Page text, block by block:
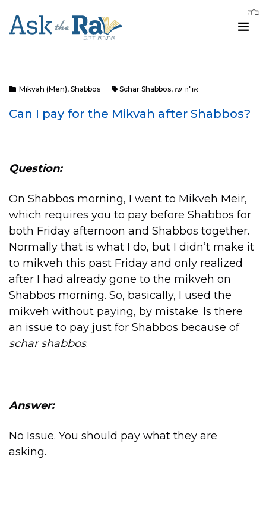
Mikvah (Men), Shabbos Schar Shabbos, או"ח שז
Can I pay for the Mikvah after Shabbos?
Question:
On Shabbos morning, I went to Mikveh Meir,
which requires you to pay before Shabbos for
both Friday afternoon and Shabbos together.
Normally that is what I do, but I didn’t make it
to mikveh this past Friday and only realized
after I had already gone to the mikveh on
Shabbos morning. So, basically, I used the
mikveh without paying, by mistake. Is there
an issue to pay just for Shabbos because of
schar shabbos.
Answer:
No Issue. You should pay what they are
asking.